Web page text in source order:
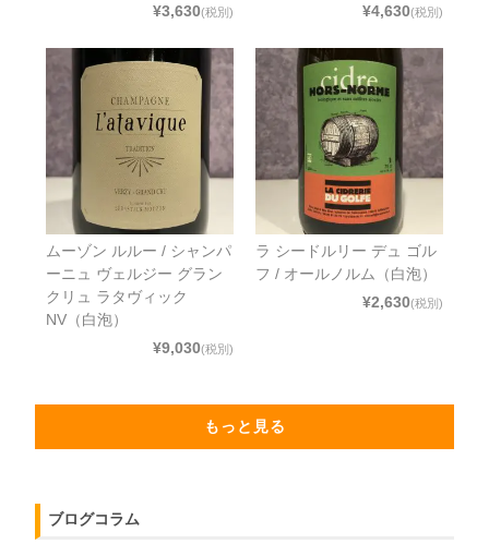
¥3,630(税別)
¥4,630(税別)
ムーゾン ルルー / シャンパ
ーニュ ヴェルジー グラン
クリュ ラタヴィック
NV（白泡）
¥9,030(税別)
ラ シードルリー デュ ゴル
フ / オールノルム（白泡）
¥2,630(税別)
もっと見る
ブログコラム